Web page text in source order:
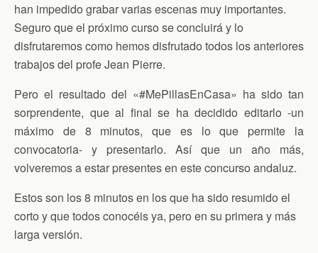
han impedido grabar varias escenas muy importantes.
Seguro que el próximo curso se concluirá y lo
disfrutaremos como hemos disfrutado todos los anteriores
trabajos del profe Jean Pierre.
Pero el resultado del «#MePillasEnCasa» ha sido tan
sorprendente, que al final se ha decidido editarlo -un
máximo de 8 minutos, que es lo que permite la
convocatoria- y presentarlo. Así que un año más,
volveremos a estar presentes en este concurso andaluz.
Estos son los 8 minutos en los que ha sido resumido el
corto y que todos conocéis ya, pero en su primera y más
larga versión.